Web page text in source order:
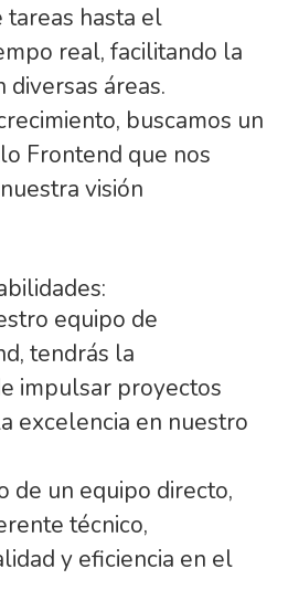
tareas hasta el
real, facilitando la
diversas áreas.
buscamos un
Frontend que nos
visión
equipo de
tendrás la
impulsar proyectos
excelencia en nuestro
de un equipo directo,
técnico,
y eficiencia en el